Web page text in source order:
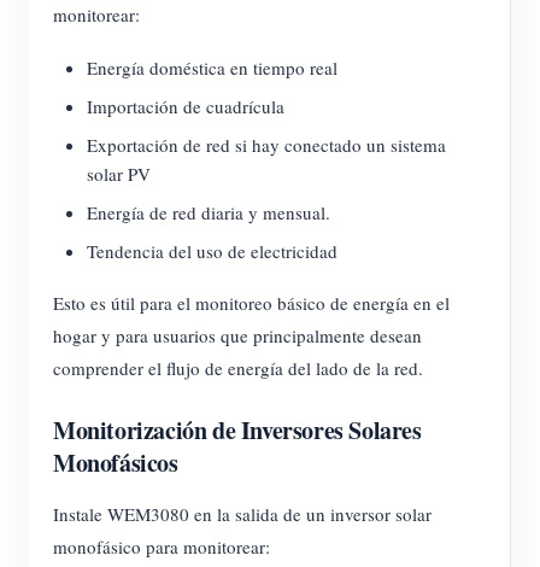
monitorear:
Energía doméstica en tiempo real
Importación de cuadrícula
Exportación de red si hay conectado un sistema
solar PV
Energía de red diaria y mensual.
Tendencia del uso de electricidad
Esto es útil para el monitoreo básico de energía en el
hogar y para usuarios que principalmente desean
comprender el flujo de energía del lado de la red.
Monitorización de Inversores Solares
Monofásicos
Instale WEM3080 en la salida de un inversor solar
monofásico para monitorear: